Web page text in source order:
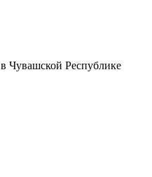
Чувашской Республике